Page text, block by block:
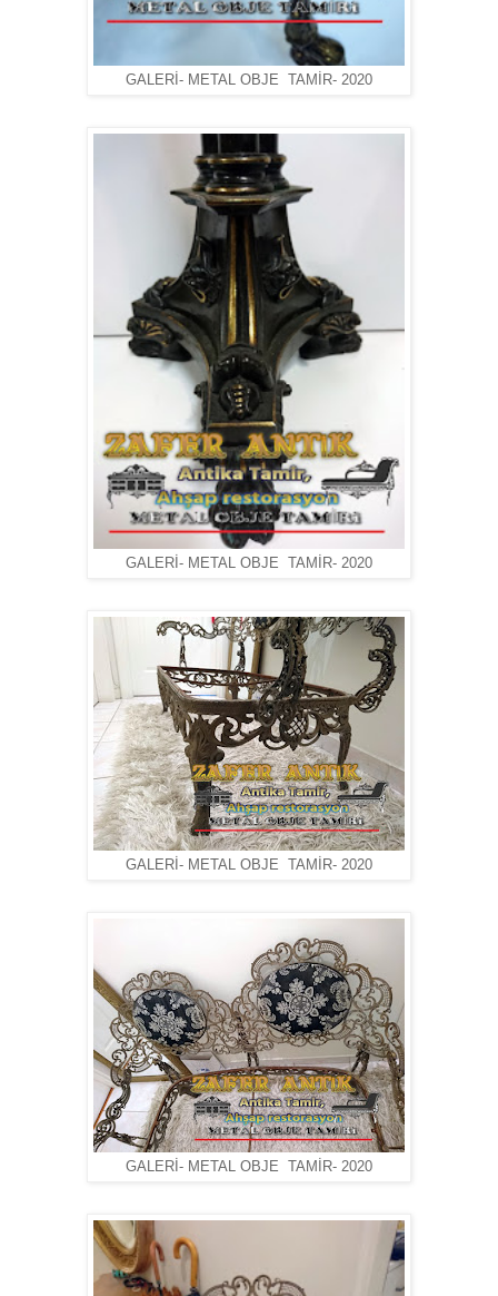
GALERİ- METAL OBJE TAMİR- 2020
GALERİ- METAL OBJE TAMİR- 2020
GALERİ- METAL OBJE TAMİR- 2020
GALERİ- METAL OBJE TAMİR- 2020